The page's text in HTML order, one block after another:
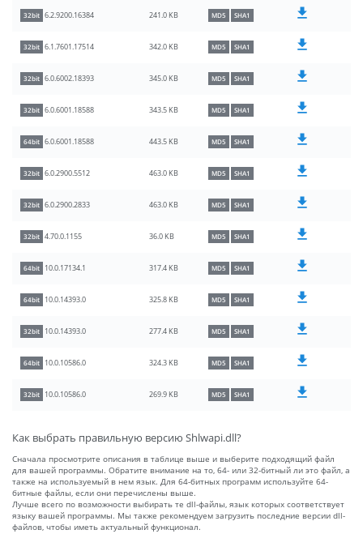
32bit 6.2.9200.16384 241.0 KB MD5 SHA1
32bit 6.1.7601.17514 342.0 KB MD5 SHA1
32bit 6.0.6002.18393 345.0 KB MD5 SHA1
32bit 6.0.6001.18588 343.5 KB MD5 SHA1
64bit 6.0.6001.18588 443.5 KB MD5 SHA1
32bit 6.0.2900.5512 463.0 KB MD5 SHA1
32bit 6.0.2900.2833 463.0 KB MD5 SHA1
32bit 4.70.0.1155 36.0 KB MD5 SHA1
64bit 10.0.17134.1 317.4 KB MD5 SHA1
64bit 10.0.14393.0 325.8 KB MD5 SHA1
32bit 10.0.14393.0 277.4 KB MD5 SHA1
64bit 10.0.10586.0 324.3 KB MD5 SHA1
32bit 10.0.10586.0 269.9 KB MD5 SHA1
Как выбрать правильную версию Shlwapi.dll?
Сначала просмотрите описания в таблице выше и выберите подходящий файл
для вашей программы. Обратите внимание на то, 64- или 32-битный ли это файл, а
также на используемый в нем язык. Для 64-битных программ используйте 64-
битные файлы, если они перечислены выше.
Лучше всего по возможности выбирать те dll-файлы, язык которых соответствует
языку вашей программы. Мы также рекомендуем загрузить последние версии dll-
файлов, чтобы иметь актуальный функционал.